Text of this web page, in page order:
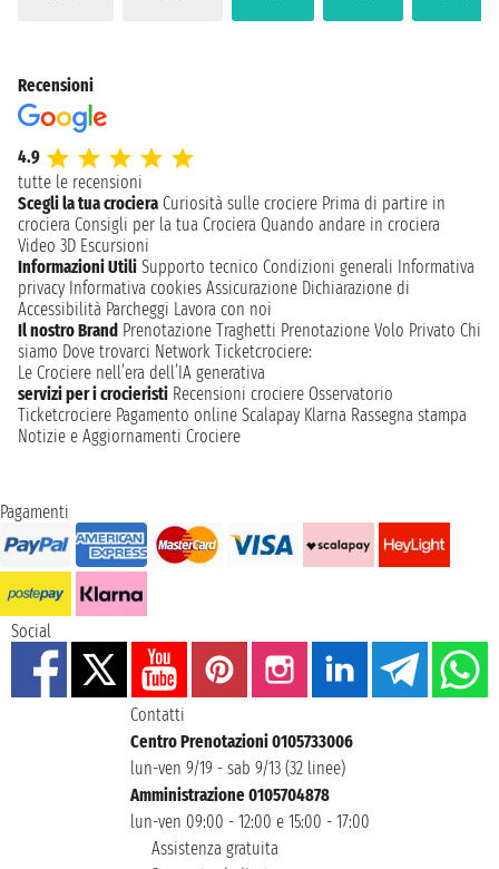
Recensioni
4.9
tutte le recensioni
Scegli la tua crociera Curiosità sulle crociere Prima di partire in
crociera Consigli per la tua Crociera Quando andare in crociera
Video 3D Escursioni
Informazioni Utili Supporto tecnico Condizioni generali Informativa
privacy Informativa cookies Assicurazione Dichiarazione di
Accessibilità Parcheggi Lavora con noi
Il nostro Brand Prenotazione Traghetti Prenotazione Volo Privato Chi
siamo Dove trovarci Network Ticketcrociere:
Le Crociere nell’era dell’IA generativa
servizi per i crocieristi Recensioni crociere Osservatorio
Ticketcrociere Pagamento online Scalapay Klarna Rassegna stampa
Notizie e Aggiornamenti Crociere
Pagamenti
Social
Contatti
Centro Prenotazioni 0105733006
lun-ven 9/19 - sab 9/13 (32 linee)
Amministrazione 0105704878
lun-ven 09:00 - 12:00 e 15:00 - 17:00
Assistenza gratuita